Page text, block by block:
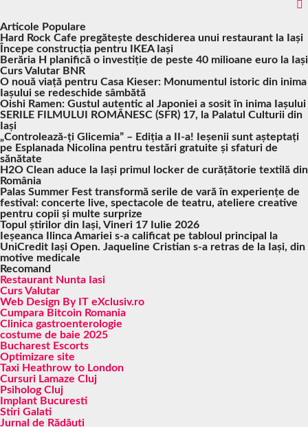
Articole Populare
Hard Rock Cafe pregătește deschiderea unui restaurant la Iași
Începe construcția pentru IKEA Iași
Berăria H planifică o investiție de peste 40 milioane euro la Iași
Curs Valutar BNR
O nouă viață pentru Casa Kieser: Monumentul istoric din inima
Iașului se redeschide sâmbătă
Oishi Ramen: Gustul autentic al Japoniei a sosit în inima Iașului
SERILE FILMULUI ROMÂNESC (SFR) 17, la Palatul Culturii din
Iași
„Controlează-ți Glicemia” – Ediția a II-a! Ieșenii sunt așteptați
pe Esplanada Nicolina pentru testări gratuite și sfaturi de
sănătate
H2O Clean aduce la Iași primul locker de curățătorie textilă din
România
Palas Summer Fest transformă serile de vară în experiențe de
festival: concerte live, spectacole de teatru, ateliere creative
pentru copii și multe surprize
Topul știrilor din Iași, Vineri 17 Iulie 2026
Ieșeanca Ilinca Amariei s-a calificat pe tabloul principal la
UniCredit Iași Open. Jaqueline Cristian s-a retras de la Iași, din
motive medicale
Recomand
Restaurant Nunta Iasi
Curs Valutar
Web Design By IT eXclusiv.ro
Cumpara Bitcoin Romania
Clinica gastroenterologie
costume de baie 2025
Bucharest Escorts
Optimizare site
Taxi Heathrow to London
Cursuri Lamaze Cluj
Psiholog Cluj
Implant Bucuresti
Stiri Galati
Jurnal de Rădăuți